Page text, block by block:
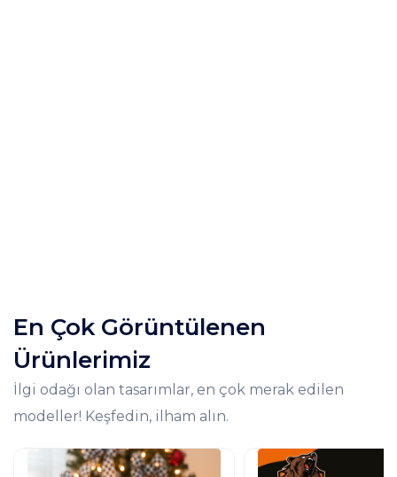
En Çok Görüntülenen
Ürünlerimiz
İlgi odağı olan tasarımlar, en çok merak edilen
modeller! Keşfedin, ilham alın.